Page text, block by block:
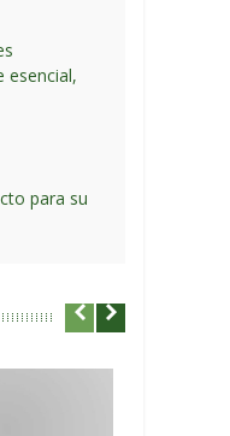
esencial,
para su